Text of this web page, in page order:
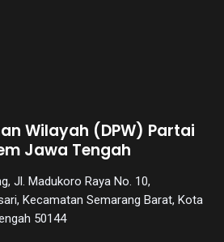
Wilayah (DPW) Partai
Jawa Tengah
Jl. Madukoro Raya No. 10,
Kecamatan Semarang Barat, Kota
50144